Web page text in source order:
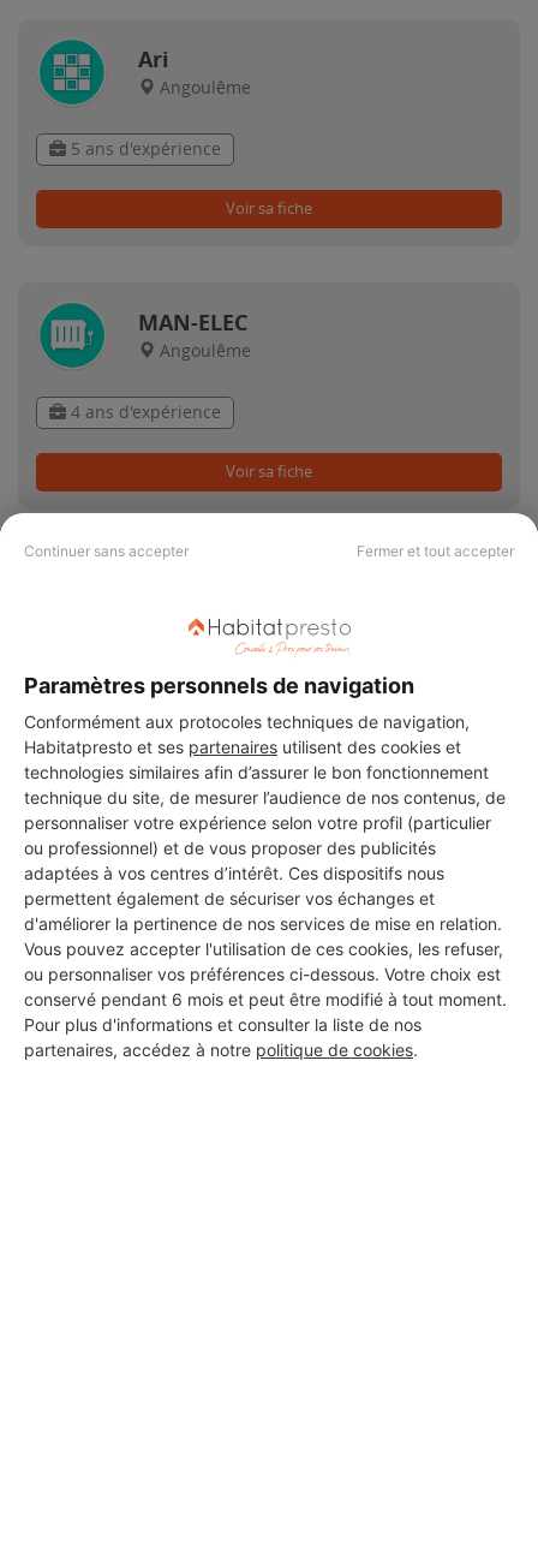
Continuer sans accepter Fermer et tout accepter
Paramètres personnels de navigation
Conformément aux protocoles techniques de navigation,
Habitatpresto et ses partenaires utilisent des cookies et
technologies similaires afin d’assurer le bon fonctionnement
technique du site, de mesurer l’audience de nos contenus, de
personnaliser votre expérience selon votre profil (particulier
ou professionnel) et de vous proposer des publicités
adaptées à vos centres d’intérêt. Ces dispositifs nous
permettent également de sécuriser vos échanges et
d'améliorer la pertinence de nos services de mise en relation.
Vous pouvez accepter l'utilisation de ces cookies, les refuser,
ou personnaliser vos préférences ci-dessous. Votre choix est
conservé pendant 6 mois et peut être modifié à tout moment.
Pour plus d'informations et consulter la liste de nos
partenaires, accédez à notre politique de cookies.
Ari
Angoulême
5 ans d'expérience
Voir sa fiche
MAN-ELEC
Angoulême
4 ans d'expérience
Voir sa fiche
PAS LE TEMPS DE
CHERCHER ?
Vous souhaitez réaliser des travaux et ne savez quel professionnel
choisir ? Demandez des devis travauxauprès de notre réseau de 5 000
professionnels partout en France.
DEMANDER UN DEVIS